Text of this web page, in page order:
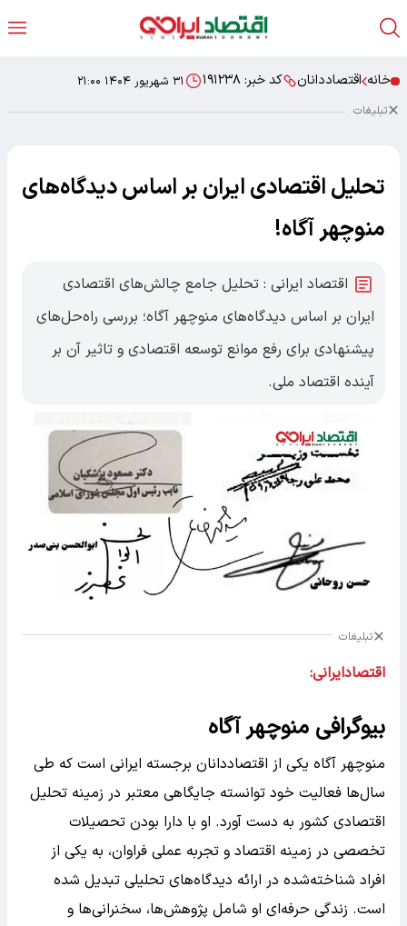
خانه اقتصاددانان کد خبر: ۱۹۱۲۳۸ ۳۱ شهریور ۱۴۰۴ ۲۱:۰۰
تبلیغات
تحلیل اقتصادی ایران بر اساس دیدگاه‌های
منوچهر آگاه!
اقتصاد ایرانی : تحلیل جامع چالش‌های اقتصادی
ایران بر اساس دیدگاه‌های منوچهر آگاه؛ بررسی راه‌حل‌های
پیشنهادی برای رفع موانع توسعه اقتصادی و تاثیر آن بر
آینده اقتصاد ملی.
تبلیغات
اقتصادایرانی:
بیوگرافی منوچهر آگاه
منوچهر آگاه یکی از اقتصاددانان برجسته ایرانی است که طی
سال‌ها فعالیت خود توانسته جایگاهی معتبر در زمینه تحلیل
اقتصادی کشور به دست آورد. او با دارا بودن تحصیلات
تخصصی در زمینه اقتصاد و تجربه عملی فراوان، به یکی از
افراد شناخته‌شده در ارائه دیدگاه‌های تحلیلی تبدیل شده
است. زندگی حرفه‌ای او شامل پژوهش‌ها، سخنرانی‌ها و